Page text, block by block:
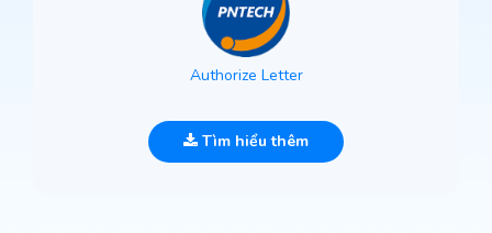
Authorize Letter
Tìm hiểu thêm